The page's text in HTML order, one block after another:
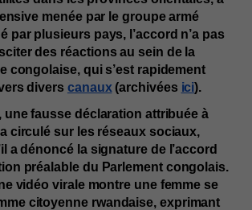
menée par le groupe armé
par plusieurs pays, l’accord n’a pas
des réactions au sein de la
congolaise, qui s’est rapidement
divers canaux (archivées ici).
une fausse déclaration attribuée à
circulé sur les réseaux sociaux,
a dénoncé la signature de l’accord
préalable du Parlement congolais.
vidéo virale montre une femme se
citoyenne rwandaise, exprimant